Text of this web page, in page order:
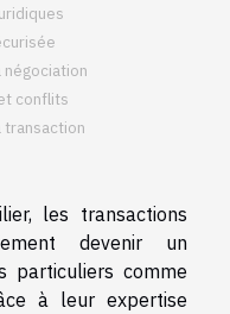
négociation
conflits
transaction
les transactions
devenir un
particuliers comme
à leur expertise